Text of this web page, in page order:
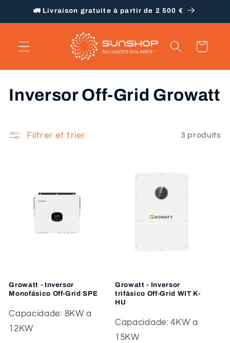
passer
au
🚛 Livraison gratuite à partir de 2 500 €
Panier
C
l
n
:
Inversor Off-Grid Growatt
Filtrer et trier 3 produits
Growatt - Inversor
Monofásico Off-Grid SPE
Capacidade: 8KW a
12KW
Growatt - Inversor
trifásico Off-Grid WIT K-
HU
Capacidade: 4KW a
15KW